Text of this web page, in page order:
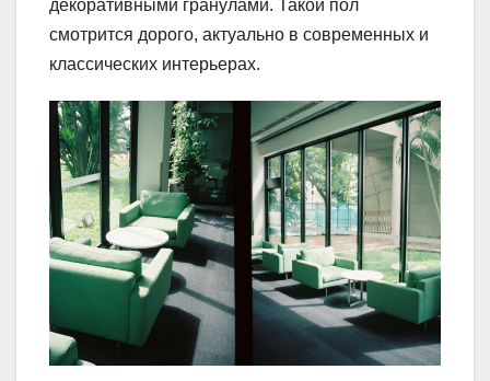
декоративными гранулами. Такой пол
смотрится дорого, актуально в современных и
классических интерьерах.